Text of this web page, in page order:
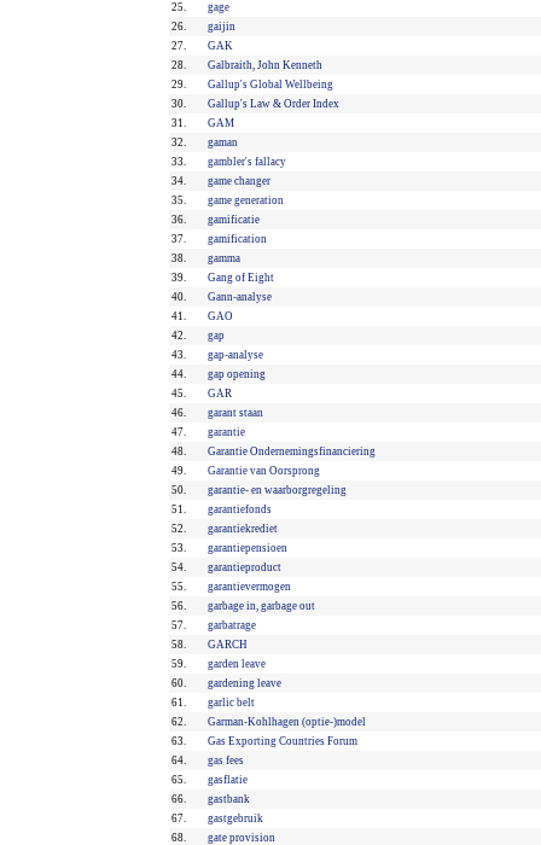
25.
gage
26.
gaijin
27.
GAK
28.
Galbraith, John Kenneth
29.
Gallup's Global Wellbeing
30.
Gallup's Law & Order Index
31.
GAM
32.
gaman
33.
gambler's fallacy
34.
game changer
35.
game generation
36.
gamificatie
37.
gamification
38.
gamma
39.
Gang of Eight
40.
Gann-analyse
41.
GAO
42.
gap
43.
gap-analyse
44.
gap opening
45.
GAR
46.
garant staan
47.
garantie
48.
Garantie Ondernemingsfinanciering
49.
Garantie van Oorsprong
50.
garantie- en waarborgregeling
51.
garantiefonds
52.
garantiekrediet
53.
garantiepensioen
54.
garantieproduct
55.
garantievermogen
56.
garbage in, garbage out
57.
garbatrage
58.
GARCH
59.
garden leave
60.
gardening leave
61.
garlic belt
62.
Garman-Kohlhagen (optie-)model
63.
Gas Exporting Countries Forum
64.
gas fees
65.
gasflatie
66.
gastbank
67.
gastgebruik
68.
gate provision